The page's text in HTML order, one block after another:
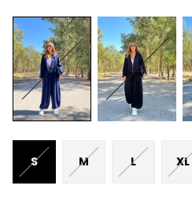
S M L XL